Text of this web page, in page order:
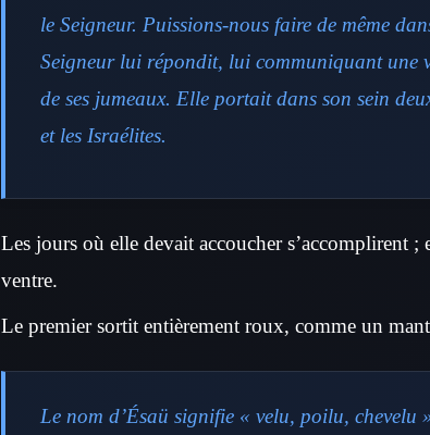
le Seigneur. Puissions-nous faire de même
Seigneur lui répondit, lui communiquant une
de ses jumeaux. Elle portait dans son sein
et les Israélites.
Les jours où elle devait accoucher s’accomplirent
ventre.
Le premier sortit entièrement roux, comme un
Le nom d’Ésaü signifie « velu, poilu, chevelu